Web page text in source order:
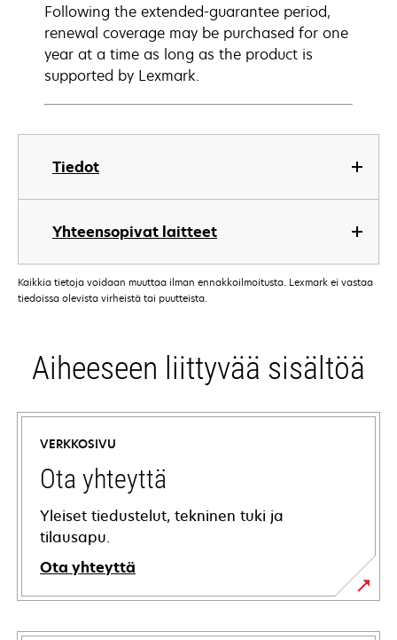
Tiedot
Yhteensopivat laitteet
Following the extended-guarantee period,
renewal coverage may be purchased for one
year at a time as long as the product is
supported by Lexmark.
Kaikkia tietoja voidaan muuttaa ilman ennakkoilmoitusta. Lexmark ei vastaa
tiedoissa olevista virheistä tai puutteista.
Aiheeseen liittyvää sisältöä
VERKKOSIVU
Ota yhteyttä
Yleiset tiedustelut, tekninen tuki ja
tilausapu.
Ota yhteyttä